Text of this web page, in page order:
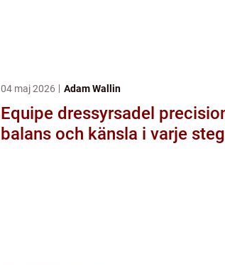
04 maj 2026 Adam Wallin
Equipe dressyrsadel precision,
balans och känsla i varje steg